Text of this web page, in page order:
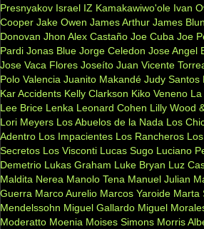
Presnyakov Israel IZ Kamakawiwo'ole Ivan
Cooper Jake Owen James Arthur James
Donovan Jhon Alex Castaño Joe Cuba Joe
Pardi Jonas Blue Jorge Celedon Jose Angel
Jose Vaca Flores Joseíto Juan Vicente
Polo Valencia Juanito Makandé Judy Santos
Kar Accidents Kelly Clarkson Kiko Veneno
Lee Brice Lenka Leonard Cohen Lilly Wood
Lori Meyers Los Abuelos de la Nada Los
Adentro Los Impacientes Los Rancheros
Secretos Los Visconti Lucas Sugo Luciano
Demetrio Lukas Graham Luke Bryan Luz
Maldita Nerea Manolo Tena Manuel Julian
Guerra Marco Aurelio Marcos Yaroide Marta
Mendelssohn Miguel Gallardo Miguel
Moderatto Moenia Moises Simons Morris